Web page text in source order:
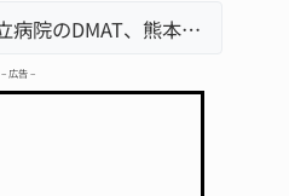
名張市立病院のDMAT、熊本地震の被災地へ 能登以来3回目の派遣
– 広告 –